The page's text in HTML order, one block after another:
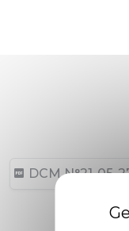
DCM N°21-05-